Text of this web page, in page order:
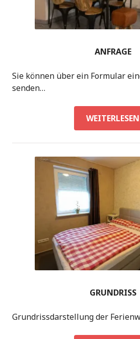
ANFRAGE
Sie können über ein Formular
senden…
ANFRAGE
WEITERLESEN
GRUNDRISS
Grundrissdarstellung der